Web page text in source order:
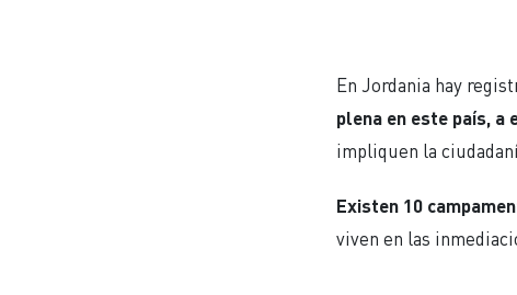
En Jordania hay
plena en este país, a
impliquen la
Existen 10
viven en las